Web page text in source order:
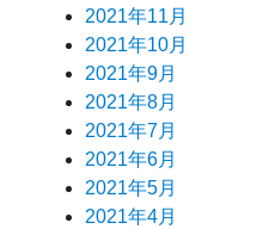
2021年11月
2021年10月
2021年9月
2021年8月
2021年7月
2021年6月
2021年5月
2021年4月